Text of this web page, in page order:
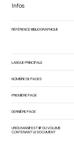
Infos
RÉFÉRENCE BIBLIOGRAPHIQUE
LANGUE PRINCIPALE
NOMBRE DE PAGES
PREMIÈRE PAGE
DERNIÈRE PAGE
URI DU MANIFEST IIIF DU VOLUME
CONTENANT LE DOCUMENT